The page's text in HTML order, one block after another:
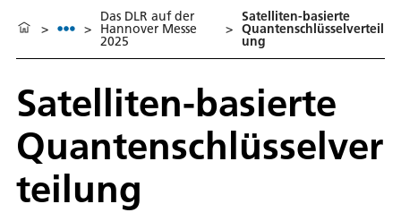
> >
Das DLR auf der
Hannover Messe
2025
>
Satelliten-basierte
Quantenschlüsselverteil
ung
Satelliten-basierte
Quantenschlüsselver
teilung